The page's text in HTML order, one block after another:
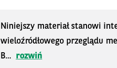
Niniejszy materiał stanowi
wieloźródłowego przeglądu
B...
rozwiń